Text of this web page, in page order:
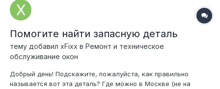
Помогите найти запасную деталь
тему добавил xFixx в Ремонт и техническое
обслуживание окон
Добрый день! Подскажите, пожалуйста, как правильно
называется вот эта деталь? Где можно в Москве (не на